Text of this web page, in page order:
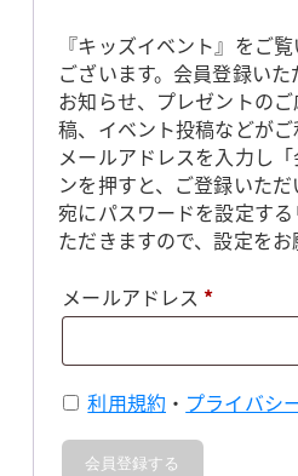
『キッズイベント』をご
ございます。会員登録い
お知らせ、プレゼントの
稿、イベント投稿などがご
メールアドレスを入力し
ンを押すと、ご登録いた
宛にパスワードを設定す
ただきますので、設定をお
メールアドレス *必
利用規約 ・ プライバシ
会員登録する